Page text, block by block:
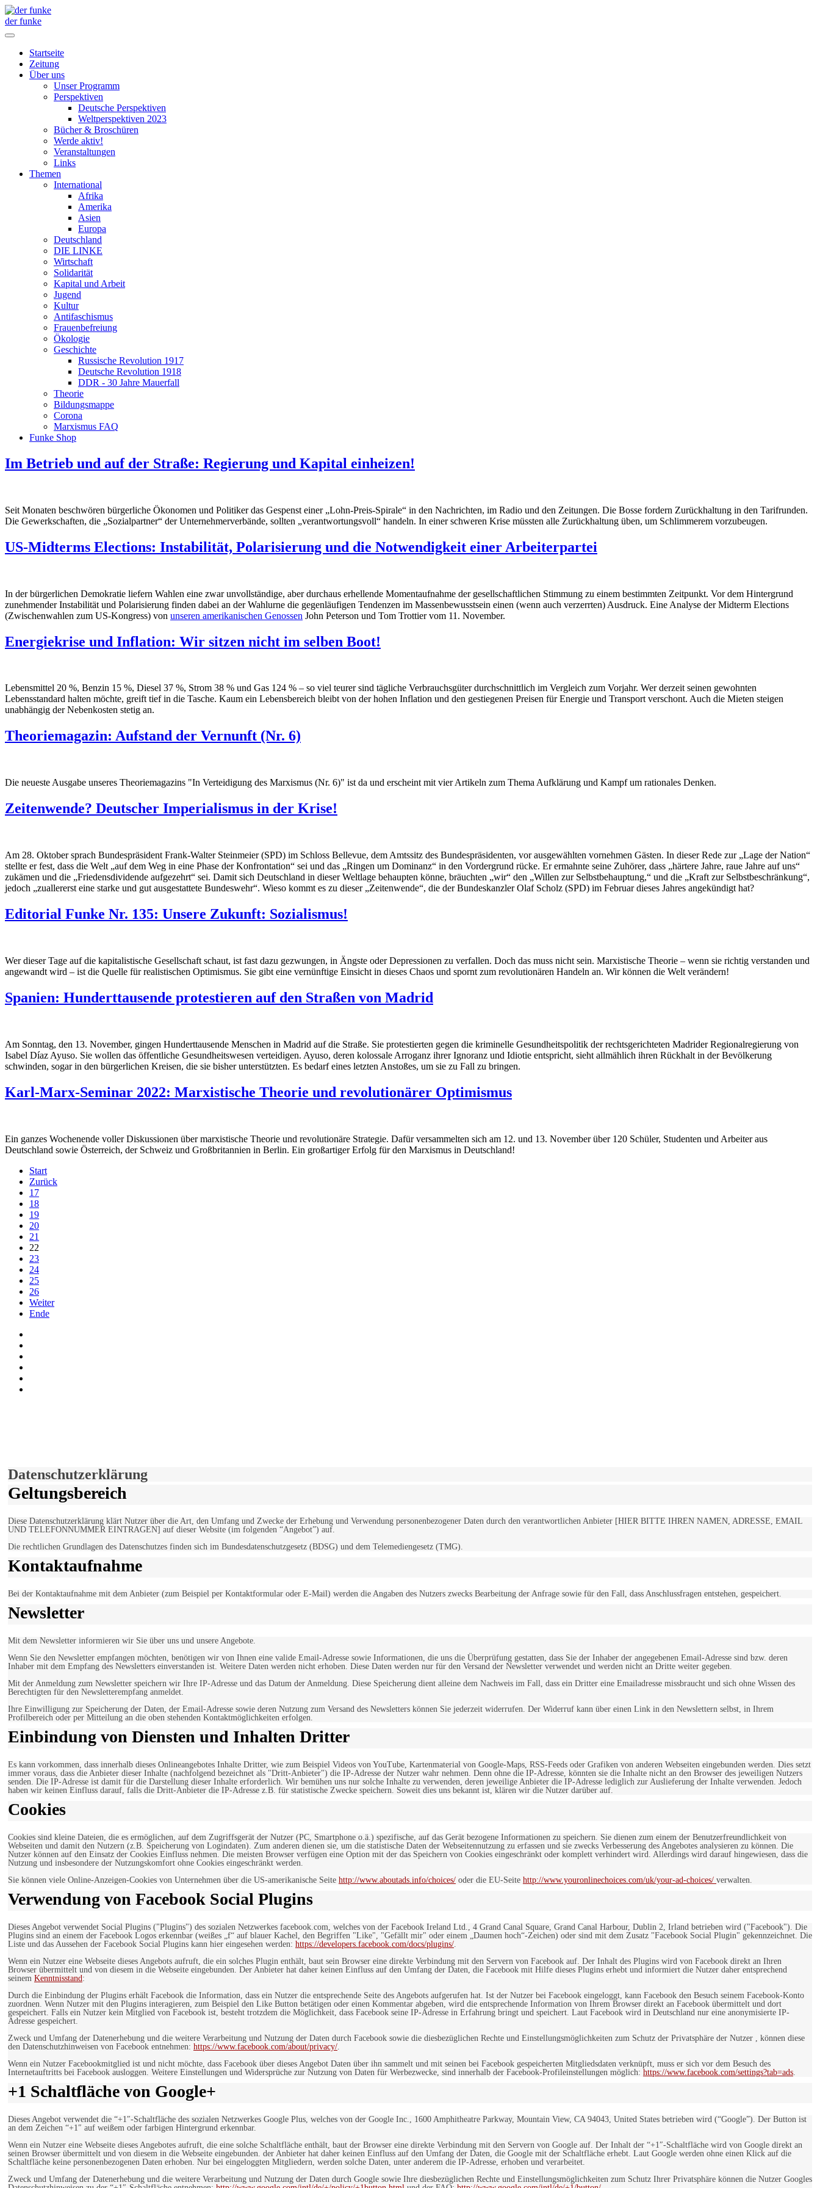
der funke
Startseite
Zeitung
Über uns
Unser Programm
Perspektiven
Deutsche Perspektiven
Weltperspektiven 2023
Bücher & Broschüren
Werde aktiv!
Veranstaltungen
Links
Themen
International
Afrika
Amerika
Asien
Europa
Deutschland
DIE LINKE
Wirtschaft
Solidarität
Kapital und Arbeit
Jugend
Kultur
Antifaschismus
Frauenbefreiung
Ökologie
Geschichte
Russische Revolution 1917
Deutsche Revolution 1918
DDR - 30 Jahre Mauerfall
Theorie
Bildungsmappe
Corona
Marxismus FAQ
Funke Shop
Im Betrieb und auf der Straße: Regierung und Kapital einheizen!
Seit Monaten beschwören bürgerliche Ökonomen und Politiker das Gespenst einer „Lohn-Preis-Spirale“ in den Nachrichten, im Radio und den Zeitungen. Die Bosse fordern Zurückhaltung in den Tarifrunden.
Die Gewerkschaften, die „Sozialpartner“ der Unternehmerverbände, sollten „verantwortungsvoll“ handeln. In einer schweren Krise müssten alle Zurückhaltung üben, um Schlimmerem vorzubeugen.
US-Midterms Elections: Instabilität, Polarisierung und die Notwendigkeit einer Arbeiterpartei
In der bürgerlichen Demokratie liefern Wahlen eine zwar unvollständige, aber durchaus erhellende Momentaufnahme der gesellschaftlichen Stimmung zu einem bestimmten Zeitpunkt. Vor dem Hintergrund
zunehmender Instabilität und Polarisierung finden dabei an der Wahlurne die gegenläufigen Tendenzen im Massenbewusstsein einen (wenn auch verzerrten) Ausdruck. Eine Analyse der Midterm Elections
(Zwischenwahlen zum US-Kongress) von unseren amerikanischen Genossen John Peterson und Tom Trottier vom 11. November.
Energiekrise und Inflation: Wir sitzen nicht im selben Boot!
Lebensmittel 20 %, Benzin 15 %, Diesel 37 %, Strom 38 % und Gas 124 % – so viel teurer sind tägliche Verbrauchsgüter durchschnittlich im Vergleich zum Vorjahr. Wer derzeit seinen gewohnten
Lebensstandard halten möchte, greift tief in die Tasche. Kaum ein Lebensbereich bleibt von der hohen Inflation und den gestiegenen Preisen für Energie und Transport verschont. Auch die Mieten steigen
unabhängig der Nebenkosten stetig an.
Theoriemagazin: Aufstand der Vernunft (Nr. 6)
Die neueste Ausgabe unseres Theoriemagazins "In Verteidigung des Marxismus (Nr. 6)" ist da und erscheint mit vier Artikeln zum Thema Aufklärung und Kampf um rationales Denken.
Zeitenwende? Deutscher Imperialismus in der Krise!
Am 28. Oktober sprach Bundespräsident Frank-Walter Steinmeier (SPD) im Schloss Bellevue, dem Amtssitz des Bundespräsidenten, vor ausgewählten vornehmen Gästen. In dieser Rede zur „Lage der Nation“
stellte er fest, dass die Welt „auf dem Weg in eine Phase der Konfrontation“ sei und das „Ringen um Dominanz“ in den Vordergrund rücke. Er ermahnte seine Zuhörer, dass „härtere Jahre, raue Jahre auf uns“
zukämen und die „Friedensdividende aufgezehrt“ sei. Damit sich Deutschland in dieser Weltlage behaupten könne, bräuchten „wir“ den „Willen zur Selbstbehauptung,“ und die „Kraft zur Selbstbeschränkung“,
jedoch „zuallererst eine starke und gut ausgestattete Bundeswehr“. Wieso kommt es zu dieser „Zeitenwende“, die der Bundeskanzler Olaf Scholz (SPD) im Februar dieses Jahres angekündigt hat?
Editorial Funke Nr. 135: Unsere Zukunft: Sozialismus!
Wer dieser Tage auf die kapitalistische Gesellschaft schaut, ist fast dazu gezwungen, in Ängste oder Depressionen zu verfallen. Doch das muss nicht sein. Marxistische Theorie – wenn sie richtig verstanden und
angewandt wird – ist die Quelle für realistischen Optimismus. Sie gibt eine vernünftige Einsicht in dieses Chaos und spornt zum revolutionären Handeln an. Wir können die Welt verändern!
Spanien: Hunderttausende protestieren auf den Straßen von Madrid
Am Sonntag, den 13. November, gingen Hunderttausende Menschen in Madrid auf die Straße. Sie protestierten gegen die kriminelle Gesundheitspolitik der rechtsgerichteten Madrider Regionalregierung von
Isabel Díaz Ayuso. Sie wollen das öffentliche Gesundheitswesen verteidigen. Ayuso, deren kolossale Arroganz ihrer Ignoranz und Idiotie entspricht, sieht allmählich ihren Rückhalt in der Bevölkerung
schwinden, sogar in den bürgerlichen Kreisen, die sie bisher unterstützten. Es bedarf eines letzten Anstoßes, um sie zu Fall zu bringen.
Karl-Marx-Seminar 2022: Marxistische Theorie und revolutionärer Optimismus
Ein ganzes Wochenende voller Diskussionen über marxistische Theorie und revolutionäre Strategie. Dafür versammelten sich am 12. und 13. November über 120 Schüler, Studenten und Arbeiter aus
Deutschland sowie Österreich, der Schweiz und Großbritannien in Berlin. Ein großartiger Erfolg für den Marxismus in Deutschland!
Start
Zurück
17
18
19
20
21
22
23
24
25
26
Weiter
Ende
Datenschutzerklärung
Geltungsbereich
Diese Datenschutzerklärung klärt Nutzer über die Art, den Umfang und Zwecke der Erhebung und Verwendung personenbezogener Daten durch den verantwortlichen Anbieter [HIER BITTE IHREN NAMEN, ADRESSE, EMAIL
UND TELEFONNUMMER EINTRAGEN] auf dieser Website (im folgenden “Angebot”) auf.
Die rechtlichen Grundlagen des Datenschutzes finden sich im Bundesdatenschutzgesetz (BDSG) und dem Telemediengesetz (TMG).
Kontaktaufnahme
Bei der Kontaktaufnahme mit dem Anbieter (zum Beispiel per Kontaktformular oder E-Mail) werden die Angaben des Nutzers zwecks Bearbeitung der Anfrage sowie für den Fall, dass Anschlussfragen entstehen, gespeichert.
Newsletter
Mit dem Newsletter informieren wir Sie über uns und unsere Angebote.
Wenn Sie den Newsletter empfangen möchten, benötigen wir von Ihnen eine valide Email-Adresse sowie Informationen, die uns die Überprüfung gestatten, dass Sie der Inhaber der angegebenen Email-Adresse sind bzw. deren
Inhaber mit dem Empfang des Newsletters einverstanden ist. Weitere Daten werden nicht erhoben. Diese Daten werden nur für den Versand der Newsletter verwendet und werden nicht an Dritte weiter gegeben.
Mit der Anmeldung zum Newsletter speichern wir Ihre IP-Adresse und das Datum der Anmeldung. Diese Speicherung dient alleine dem Nachweis im Fall, dass ein Dritter eine Emailadresse missbraucht und sich ohne Wissen des
Berechtigten für den Newsletterempfang anmeldet.
Ihre Einwilligung zur Speicherung der Daten, der Email-Adresse sowie deren Nutzung zum Versand des Newsletters können Sie jederzeit widerrufen. Der Widerruf kann über einen Link in den Newslettern selbst, in Ihrem
Profilbereich oder per Mitteilung an die oben stehenden Kontaktmöglichkeiten erfolgen.
Einbindung von Diensten und Inhalten Dritter
Es kann vorkommen, dass innerhalb dieses Onlineangebotes Inhalte Dritter, wie zum Beispiel Videos von YouTube, Kartenmaterial von Google-Maps, RSS-Feeds oder Grafiken von anderen Webseiten eingebunden werden. Dies setzt
immer voraus, dass die Anbieter dieser Inhalte (nachfolgend bezeichnet als "Dritt-Anbieter") die IP-Adresse der Nutzer wahr nehmen. Denn ohne die IP-Adresse, könnten sie die Inhalte nicht an den Browser des jeweiligen Nutzers
senden. Die IP-Adresse ist damit für die Darstellung dieser Inhalte erforderlich. Wir bemühen uns nur solche Inhalte zu verwenden, deren jeweilige Anbieter die IP-Adresse lediglich zur Auslieferung der Inhalte verwenden. Jedoch
haben wir keinen Einfluss darauf, falls die Dritt-Anbieter die IP-Adresse z.B. für statistische Zwecke speichern. Soweit dies uns bekannt ist, klären wir die Nutzer darüber auf.
Cookies
Cookies sind kleine Dateien, die es ermöglichen, auf dem Zugriffsgerät der Nutzer (PC, Smartphone o.ä.) spezifische, auf das Gerät bezogene Informationen zu speichern. Sie dienen zum einem der Benutzerfreundlichkeit von
Webseiten und damit den Nutzern (z.B. Speicherung von Logindaten). Zum anderen dienen sie, um die statistische Daten der Webseitennutzung zu erfassen und sie zwecks Verbesserung des Angebotes analysieren zu können. Die
Nutzer können auf den Einsatz der Cookies Einfluss nehmen. Die meisten Browser verfügen eine Option mit der das Speichern von Cookies eingeschränkt oder komplett verhindert wird. Allerdings wird darauf hingewiesen, dass die
Nutzung und insbesondere der Nutzungskomfort ohne Cookies eingeschränkt werden.
Sie können viele Online-Anzeigen-Cookies von Unternehmen über die US-amerikanische Seite http://www.aboutads.info/choices/ oder die EU-Seite http://www.youronlinechoices.com/uk/your-ad-choices/ verwalten.
Verwendung von Facebook Social Plugins
Dieses Angebot verwendet Social Plugins ("Plugins") des sozialen Netzwerkes facebook.com, welches von der Facebook Ireland Ltd., 4 Grand Canal Square, Grand Canal Harbour, Dublin 2, Irland betrieben wird ("Facebook"). Die
Plugins sind an einem der Facebook Logos erkennbar (weißes „f“ auf blauer Kachel, den Begriffen "Like", "Gefällt mir" oder einem „Daumen hoch“-Zeichen) oder sind mit dem Zusatz "Facebook Social Plugin" gekennzeichnet. Die
Liste und das Aussehen der Facebook Social Plugins kann hier eingesehen werden: https://developers.facebook.com/docs/plugins/.
Wenn ein Nutzer eine Webseite dieses Angebots aufruft, die ein solches Plugin enthält, baut sein Browser eine direkte Verbindung mit den Servern von Facebook auf. Der Inhalt des Plugins wird von Facebook direkt an Ihren
Browser übermittelt und von diesem in die Webseite eingebunden. Der Anbieter hat daher keinen Einfluss auf den Umfang der Daten, die Facebook mit Hilfe dieses Plugins erhebt und informiert die Nutzer daher entsprechend
seinem Kenntnisstand:
Durch die Einbindung der Plugins erhält Facebook die Information, dass ein Nutzer die entsprechende Seite des Angebots aufgerufen hat. Ist der Nutzer bei Facebook eingeloggt, kann Facebook den Besuch seinem Facebook-Konto
zuordnen. Wenn Nutzer mit den Plugins interagieren, zum Beispiel den Like Button betätigen oder einen Kommentar abgeben, wird die entsprechende Information von Ihrem Browser direkt an Facebook übermittelt und dort
gespeichert. Falls ein Nutzer kein Mitglied von Facebook ist, besteht trotzdem die Möglichkeit, dass Facebook seine IP-Adresse in Erfahrung bringt und speichert. Laut Facebook wird in Deutschland nur eine anonymisierte IP-
Adresse gespeichert.
Zweck und Umfang der Datenerhebung und die weitere Verarbeitung und Nutzung der Daten durch Facebook sowie die diesbezüglichen Rechte und Einstellungsmöglichkeiten zum Schutz der Privatsphäre der Nutzer , können diese
den Datenschutzhinweisen von Facebook entnehmen: https://www.facebook.com/about/privacy/.
Wenn ein Nutzer Facebookmitglied ist und nicht möchte, dass Facebook über dieses Angebot Daten über ihn sammelt und mit seinen bei Facebook gespeicherten Mitgliedsdaten verknüpft, muss er sich vor dem Besuch des
Internetauftritts bei Facebook ausloggen. Weitere Einstellungen und Widersprüche zur Nutzung von Daten für Werbezwecke, sind innerhalb der Facebook-Profileinstellungen möglich: https://www.facebook.com/settings?tab=ads.
+1 Schaltfläche von Google+
Dieses Angebot verwendet die “+1″-Schaltfläche des sozialen Netzwerkes Google Plus, welches von der Google Inc., 1600 Amphitheatre Parkway, Mountain View, CA 94043, United States betrieben wird (“Google”). Der Button ist
an dem Zeichen “+1″ auf weißem oder farbigen Hintergrund erkennbar.
Wenn ein Nutzer eine Webseite dieses Angebotes aufruft, die eine solche Schaltfläche enthält, baut der Browser eine direkte Verbindung mit den Servern von Google auf. Der Inhalt der “+1″-Schaltfläche wird von Google direkt an
seinen Browser übermittelt und von diesem in die Webseite eingebunden. der Anbieter hat daher keinen Einfluss auf den Umfang der Daten, die Google mit der Schaltfläche erhebt. Laut Google werden ohne einen Klick auf die
Schaltfläche keine personenbezogenen Daten erhoben. Nur bei eingeloggten Mitgliedern, werden solche Daten, unter anderem die IP-Adresse, erhoben und verarbeitet.
Zweck und Umfang der Datenerhebung und die weitere Verarbeitung und Nutzung der Daten durch Google sowie Ihre diesbezüglichen Rechte und Einstellungsmöglichkeiten zum Schutz Ihrer Privatsphäre können die Nutzer Googles